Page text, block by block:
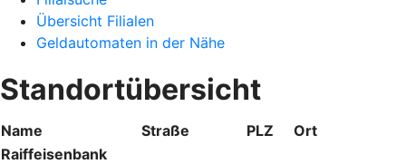
Übersicht Filialen
Geldautomaten in der Nähe
Standortübersicht
Name Straße PLZ
Ort
Raiffeisenbank